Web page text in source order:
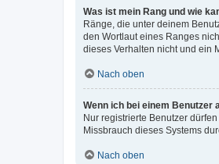
Was ist mein Rang und wie
Ränge, die unter deinem
den Wortlaut eines Ranges
dieses Verhalten nicht und ein
Nach oben
Wenn ich bei einem Benutzer
Nur registrierte Benutzer
Missbrauch dieses Systems
Nach oben